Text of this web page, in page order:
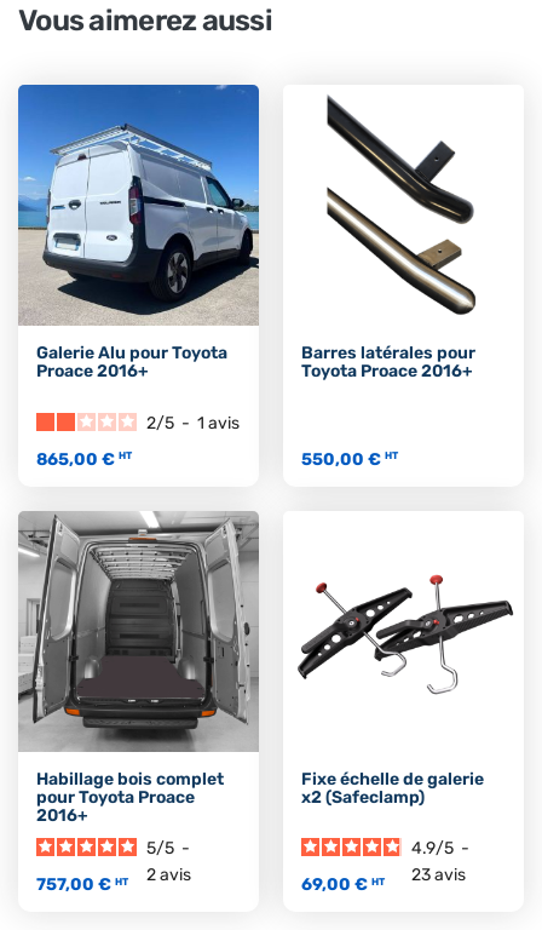
Vous aimerez aussi
Galerie Alu pour Toyota
Proace 2016+
2/5 - 1 avis
865,00 € HT
Barres latérales pour
Toyota Proace 2016+
550,00 € HT
Habillage bois complet
pour Toyota Proace
2016+
5/5 -
2avis
757,00 € HT
Fixe échelle de galerie
x2 (Safeclamp)
4.9/5 -
23avis
69,00 € HT